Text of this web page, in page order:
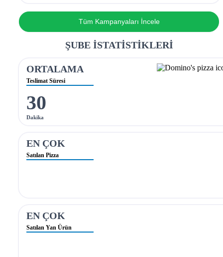
Tüm Kampanyaları İncele
ŞUBE İSTATİSTİKLERİ
ORTALAMA
Teslimat Süresi
30
Dakika
EN ÇOK
Satılan Pizza
EN ÇOK
Satılan Yan Ürün